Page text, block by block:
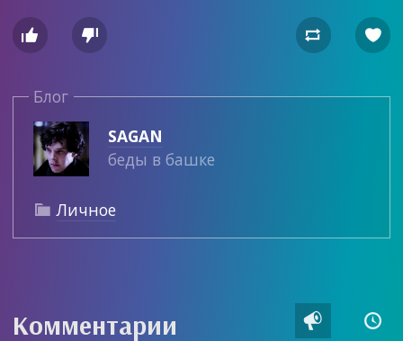
   
Блог
SAGAN
беды в башке
 Личное
Комментарии  